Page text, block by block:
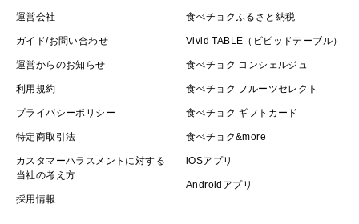
前にお問い合わせください。
希少なアケビの新芽、カタクリの花、ミツバなども採
れていますし、もうすぐ山うど、うるいも採れます。タ
山菜は天然ものばかりなので、手間の多さ、収穫時期の
運営会社
ガイド/お問い合わせ
運営からのお知らせ
利用規約
プライバシーポリシー
特定商取引法
カスタマーハラスメントに対する
当社の考え方
採用情報
食べチョクふるさと納税
Vivid TABLE（ビビッドテーブル）
食べチョク コンシェルジュ
食べチョク フルーツセレクト
食べチョク ギフトカード
食べチョク&more
iOSアプリ
Androidアプリ